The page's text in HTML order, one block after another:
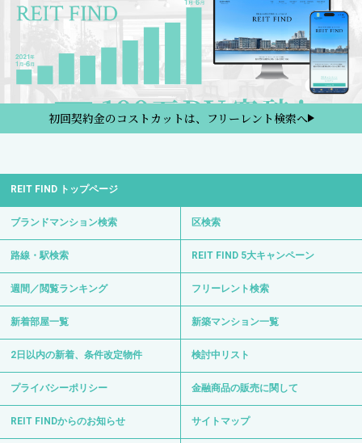
初回契約金のコストカットは、フリーレント検索へ
REIT FIND トップページ
ブランドマンション検索 区検索
路線・駅検索 REIT FIND 5大キャンペーン
週間／閲覧ランキング フリーレント検索
新着部屋一覧 新築マンション一覧
2日以内の新着、条件改定物件 検討中リスト
プライバシーポリシー 金融商品の販売に関して
REIT FINDからのお知らせ サイトマップ